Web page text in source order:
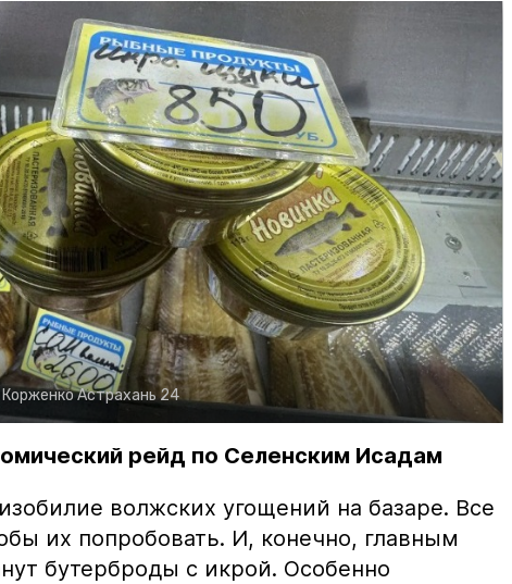
КорженкоАстрахань 24
рейд по Селенским Исадам
волжских угощений на базаре. Все
их попробовать. И, конечно, главным
бутерброды с икрой. Особенно